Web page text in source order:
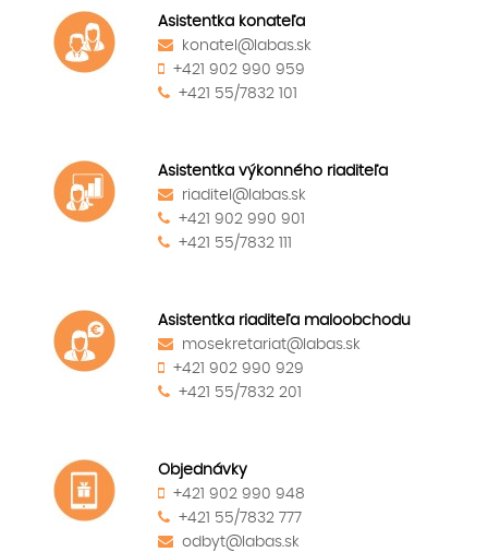
Asistentka konateľa
konatel@labas.sk
+421 902 990 959
+421 55/7832 101
Asistentka výkonného riaditeľa
riaditel@labas.sk
+421 902 990 901
+421 55/7832 111
Asistentka riaditeľa maloobchodu
mosekretariat@labas.sk
+421 902 990 929
+421 55/7832 201
Objednávky
+421 902 990 948
+421 55/7832 777
odbyt@labas.sk